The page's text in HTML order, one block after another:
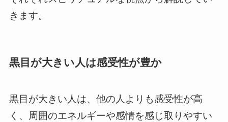
きます。
黒目が大きい人は感受性が豊か
黒目が大きい人は、他の人よりも感受性が高
く、周囲のエネルギーや感情を感じ取りやすい